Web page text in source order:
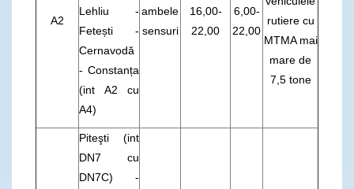
A2
Lehliu -
Fetești -
Cernavodă
- Constanța
(int A2 cu
A4)
ambele
sensuri
16,00-
22,00
6,00-
22,00
rutiere cu
MTMA mai
mare de
7,5 tone
Piteşti (int
DN7 cu
DN7C) -